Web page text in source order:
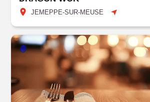
JEMEPPE-SUR-MEUSE